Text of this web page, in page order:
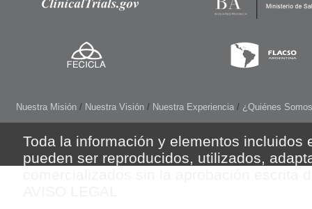
Nuestra Misión/ Nuestra Visión/ Nuestra Experiencia/ ¿Quiénes
Toda la información y elementos incluidos
pueden ser reproducidos, utilizados,